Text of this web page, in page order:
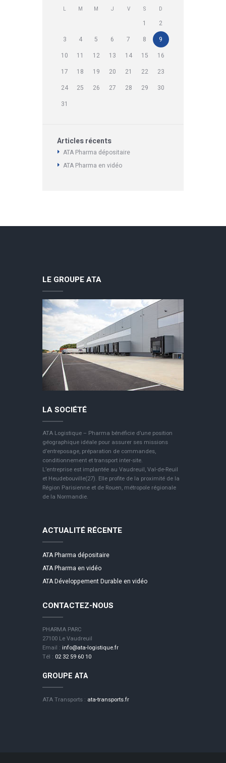
L M M J V S D
1
2
3
4 5 6 7 8
9
10
11 12 13 14 15
16
17
18 19 20 21 22
23
24
25 26 27 28 29
30
31
Articles récents
ATA Pharma dépositaire
ATA Pharma en vidéo
LE GROUPE ATA
LA SOCIÉTÉ
ATA Logistique – Pharma bénéficie d’une position
géographique idéale pour assurer ses missions
d’entreposage, préparation de commandes,
conditionnement et transport inter-site.
L’entreprise est implantée au Vaudreuil, Val-de-Reuil
et Heudebouville(27). Elle profite de la proximité de la
Région Parisienne et de Rouen, métropole régionale
de la Normandie.
ACTUALITÉ RÉCENTE
ATA Pharma dépositaire
ATA Pharma en vidéo
ATA Développement Durable en vidéo
CONTACTEZ-NOUS
PHARMA PARC
27100 Le Vaudreuil
Email : info@ata-logistique.fr
Tél : 02 32 59 60 10
GROUPE ATA
ATA Transports : ata-transports.fr